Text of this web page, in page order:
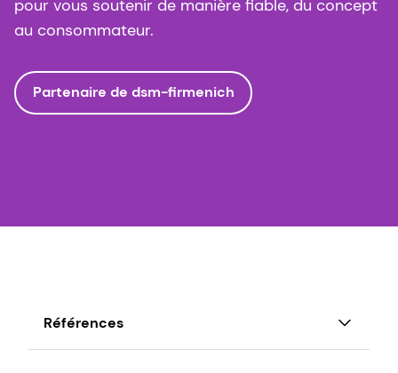
pour vous soutenir de manière fiable, du concept
au consommateur.
Partenaire de dsm-firmenich
Références